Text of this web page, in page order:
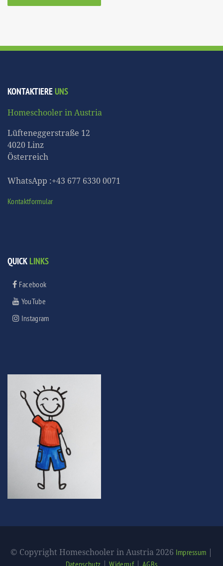
KONTAKTIEREUNS
Homeschooler in Austria
Lüfteneggerstraße 12
4020 Linz
Österreich
WhatsApp :+43 677 6330 0071
Kontaktformular
QUICKLINKS
Facebook
YouTube
Instagram
© Copyright Homeschooler in Austria 2026 Impressum |